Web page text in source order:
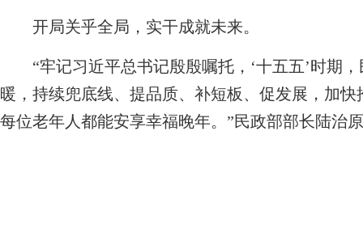
开局关乎全局，实干成就未来。
“牢记习近平总书记殷殷嘱托，‘十五五’时期，
暖，持续兜底线、提品质、补短板、促发展，加
每位老年人都能安享幸福晚年。”民政部部长陆治